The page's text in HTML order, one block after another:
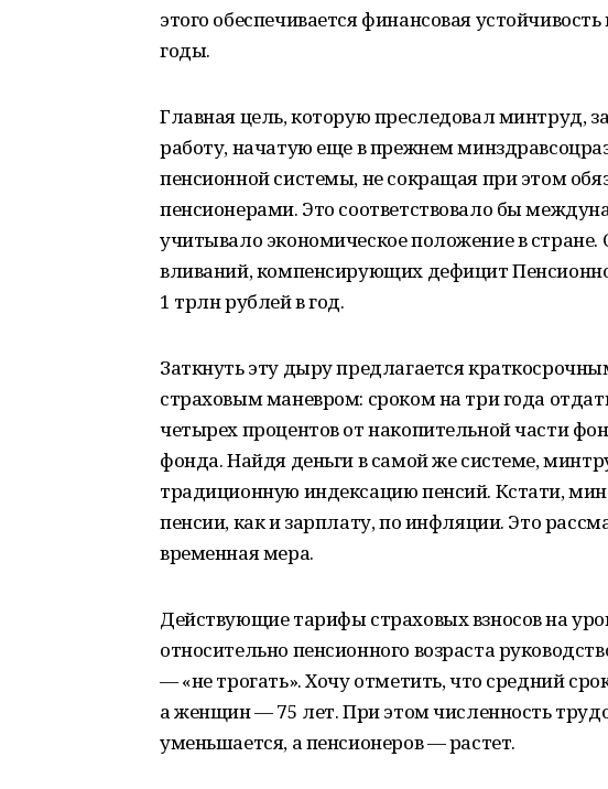
этого обеспечивается финансовая
годы.
Главная цель, которую преследовал минтруд,
работу, начатую еще в прежнем
пенсионной системы, не сокращая при этом
пенсионерами. Это соответствовало бы
учитывало экономическое положение в
вливаний, компенсирующих дефицит
1 трлн рублей в год.
Заткнуть эту дыру предлагается
страховым маневром: сроком на три года
четырех процентов от накопительной части
фонда. Найдя деньги в самой же системе,
традиционную индексацию пенсий. Кстати,
пенсии, как и зарплату, по инфляции. Это
временная мера.
Действующие тарифы страховых взносов на
относительно пенсионного возраста
— «не трогать». Хочу отметить, что средний
а женщин — 75 лет. При этом численность
уменьшается, а пенсионеров — растет.